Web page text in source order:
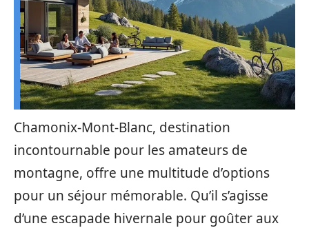
Chamonix-Mont-Blanc, destination
incontournable pour les amateurs de
montagne, offre une multitude d’options
pour un séjour mémorable. Qu’il s’agisse
d’une escapade hivernale pour goûter aux